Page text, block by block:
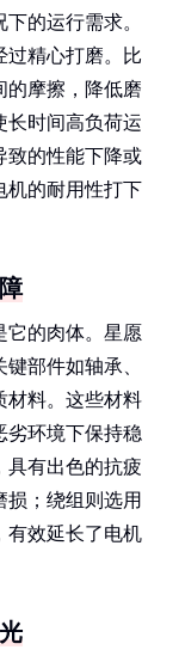
的运行需求。
过精心打磨。比
的摩擦，降低磨
长时间高负荷运
致的性能下降或
机的耐用性打下
它的肉体。星愿
部件如轴承、
材料。这些材料
劣环境下保持稳
具有出色的抗疲
；绕组则选用
有效延长了电机